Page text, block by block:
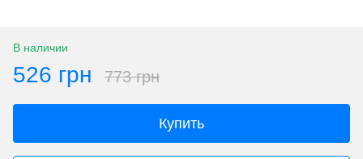
В наличии
526 грн 773 грн
Купить